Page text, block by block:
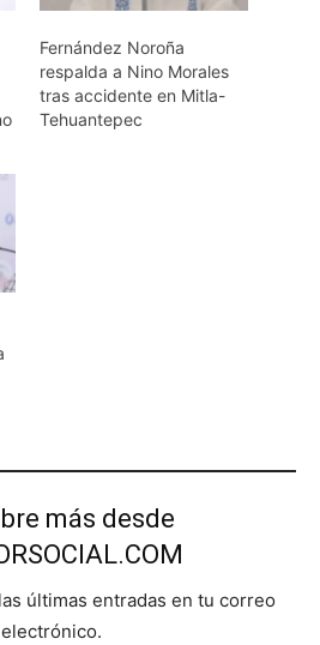
Fernández Noroña
respalda a Nino Morales
tras accidente en Mitla-
Tehuantepec
más desde
últimas entradas en tu correo
electrónico.